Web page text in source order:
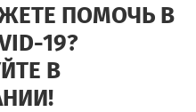
ПОМОЧЬ В
19?
В